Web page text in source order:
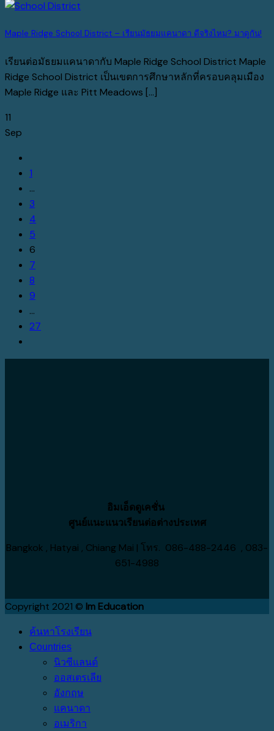
Maple Ridge School District – เรียนมัธยมแคนาดา ดีจริงไหม? มาดูกัน!
เรียนต่อมัธยมแคนาดากับ Maple Ridge School District Maple
Ridge School District เป็นเขตการศึกษาหลักที่ครอบคลุมเมือง
Maple Ridge และ Pitt Meadows [...]
11
Sep
1
…
3
4
5
6
7
8
9
…
27
อิมเอ็ดดูเคชั่น
ศูนย์แนะแนวเรียนต่อต่างประเทศ
Bangkok , Hatyai , Chiang Mai | โทร. 086-488-2446 , 083-
651-4988
Copyright 2021 © Im Education
ค้นหาโรงเรียน
Countries
นิวซีแลนด์
ออสเตรเลีย
อังกฤษ
แคนาดา
อเมริกา